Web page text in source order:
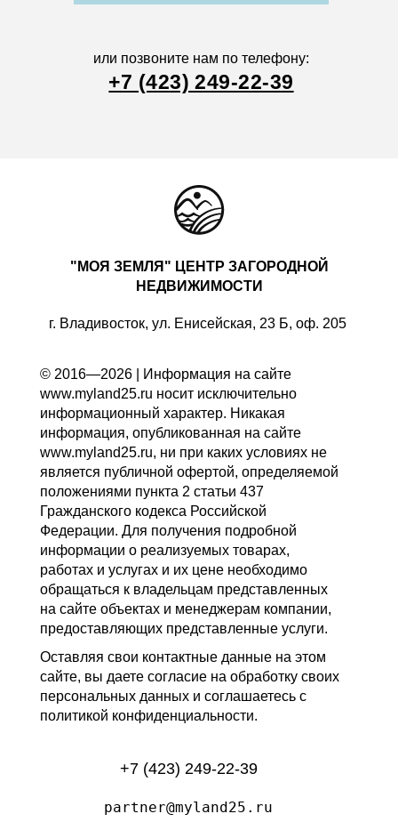
или позвоните нам по телефону:
+7 (423) 249-22-39
"МОЯ ЗЕМЛЯ" ЦЕНТР ЗАГОРОДНОЙ
НЕДВИЖИМОСТИ
г. Владивосток, ул. Енисейская, 23 Б, оф. 205
© 2016—2026 | Информация на сайте
www.myland25.ru носит исключительно
информационный характер. Никакая
информация, опубликованная на сайте
www.myland25.ru, ни при каких условиях не
является публичной офертой, определяемой
положениями пункта 2 статьи 437
Гражданского кодекса Российской
Федерации. Для получения подробной
информации о реализуемых товарах,
работах и услугах и их цене необходимо
обращаться к владельцам представленных
на сайте объектах и менеджерам компании,
предоставляющих представленные услуги.
Оставляя свои контактные данные на этом
сайте, вы даете согласие на обработку своих
персональных данных и соглашаетесь с
политикой конфиденциальности.
+7 (423) 249-22-39
partner@myland25.ru